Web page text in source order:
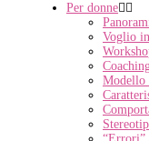
Per donne
Voglio
Modello